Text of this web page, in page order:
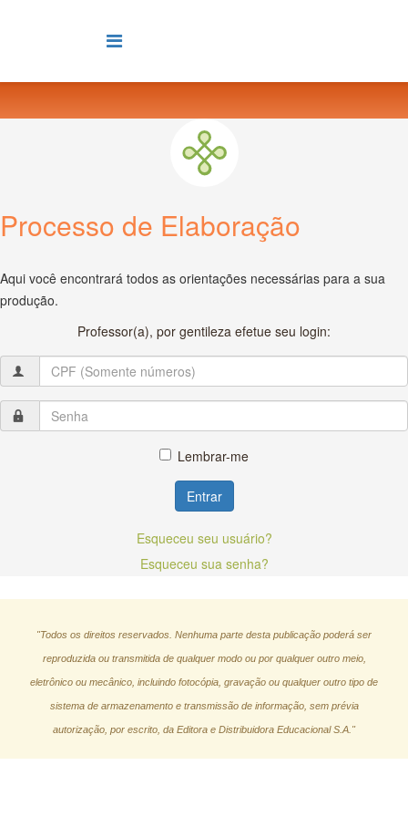
Processo de Elaboração
Aqui você encontrará todos as orientações necessárias para a sua
produção.
Professor(a), por gentileza efetue seu login:
Lembrar-me
Entrar
Esqueceu seu usuário?
Esqueceu sua senha?
"Todos os direitos reservados. Nenhuma parte desta publicação poderá ser
reproduzida ou transmitida de qualquer modo ou por qualquer outro meio,
eletrônico ou mecânico, incluindo fotocópia, gravação ou qualquer outro tipo de
sistema de armazenamento e transmissão de informação, sem prévia
autorização, por escrito, da Editora e Distribuidora Educacional S.A."